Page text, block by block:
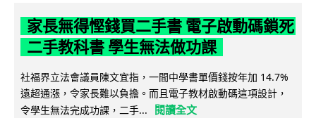
家長無得慳錢買二手書 電子啟動碼鎖死
二手教科書 學生無法做功課
社福界立法會議員陳文宜指，一間中學書單價錢按年加 14.7%
遠超通漲，令家長難以負擔。而且電子教材啟動碼這項設計，
令學生無法完成功課，二手...
閱讀全文